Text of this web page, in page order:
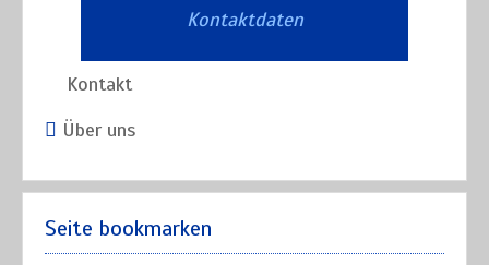
Kontaktdaten
Kontakt
Über uns
Seite bookmarken